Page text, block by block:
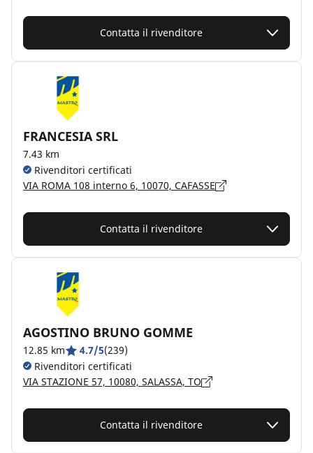
Contatta il rivenditore
FRANCESIA SRL
7.43 km
Rivenditori certificati
VIA ROMA 108 interno 6, 10070, CAFASSE
Contatta il rivenditore
AGOSTINO BRUNO GOMME
12.85 km 4.7/5(239)
Rivenditori certificati
VIA STAZIONE 57, 10080, SALASSA, TO
Contatta il rivenditore